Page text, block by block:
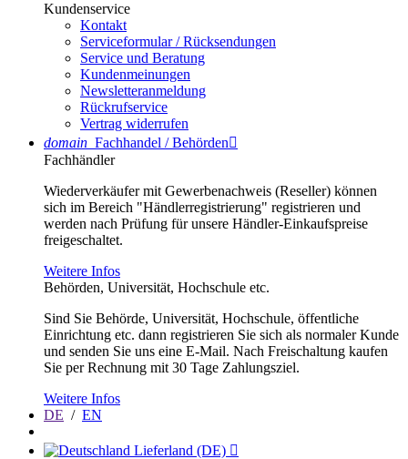
Kundenservice
Kontakt
Serviceformular / Rücksendungen
Service und Beratung
Kundenmeinungen
Newsletteranmeldung
Rückrufservice
Vertrag widerrufen
domain Fachhandel / Behörden
Fachhändler
Wiederverkäufer mit Gewerbenachweis (Reseller) können
sich im Bereich "Händlerregistrierung" registrieren und
werden nach Prüfung für unsere Händler-Einkaufspreise
freigeschaltet.
Weitere Infos
Behörden, Universität, Hochschule etc.
Sind Sie Behörde, Universität, Hochschule, öffentliche
Einrichtung etc. dann registrieren Sie sich als normaler Kunde
und senden Sie uns eine E-Mail. Nach Freischaltung kaufen
Sie per Rechnung mit 30 Tage Zahlungsziel.
Weitere Infos
DE / EN
Lieferland (DE) 